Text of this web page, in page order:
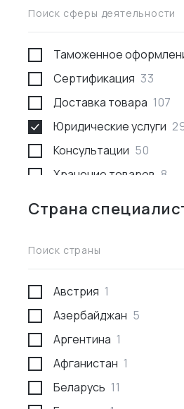
Поиск сферы деятельности
Таможенное
Сертификация 33
Доставка товара 107
Юридические услуги
Консультации 50
Хранение товаров 8
Проведение
Сотрудники за
Разработка и
Проверка поставщика
Участие в выставках
Анализ рынка
Консалтинг по
собственности
Страна
Поиск страны
Австрия 1
Азербайджан 5
Аргентина 1
Афганистан 1
Беларусь 11